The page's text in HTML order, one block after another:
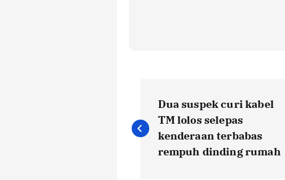
o
Dua suspek curi kabel
TM lolos selepas
kenderaan terbabas
rempuh dinding rumah